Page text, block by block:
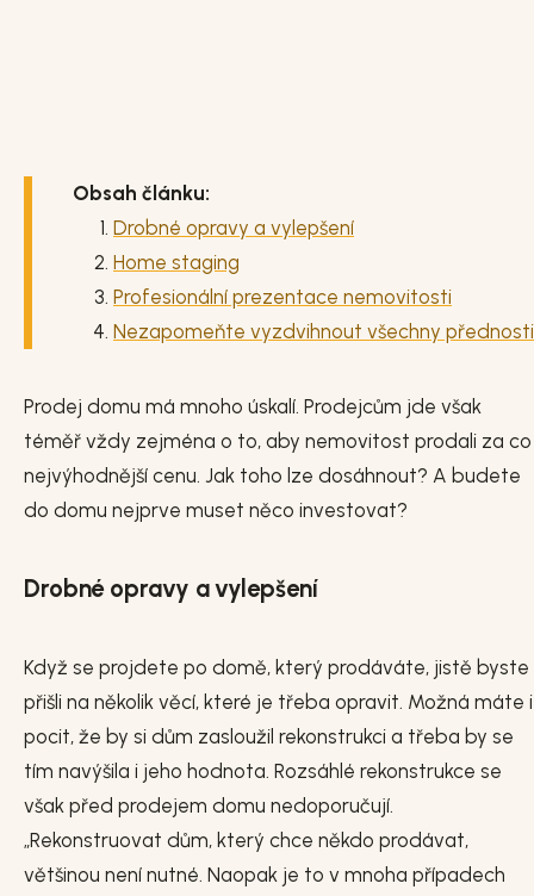
Obsah článku:
Drobné opravy a vylepšení
Home staging
Profesionální prezentace nemovitosti
Nezapomeňte vyzdvihnout všechny přednosti
Prodej domu má mnoho úskalí. Prodejcům jde však
téměř vždy zejména o to, aby nemovitost prodali za co
nejvýhodnější cenu. Jak toho lze dosáhnout? A budete
do domu nejprve muset něco investovat?
Drobné opravy a vylepšení
Když se projdete po domě, který prodáváte, jistě byste
přišli na několik věcí, které je třeba opravit. Možná máte i
pocit, že by si dům zasloužil rekonstrukci a třeba by se
tím navýšila i jeho hodnota. Rozsáhlé rekonstrukce se
však před prodejem domu nedoporučují.
„Rekonstruovat dům, který chce někdo prodávat,
většinou není nutné. Naopak je to v mnoha případech